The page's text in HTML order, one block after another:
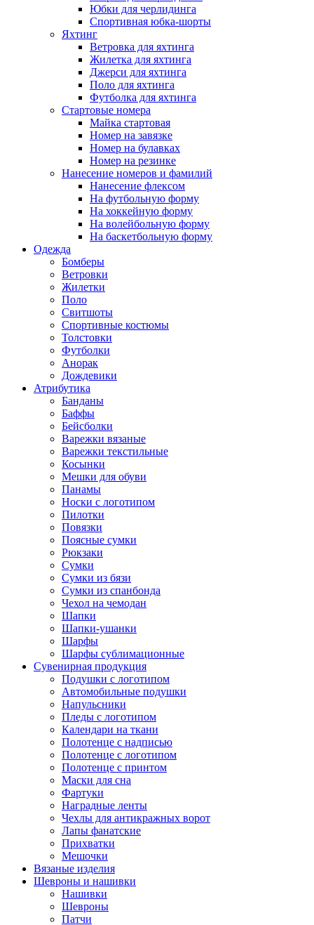
Юбки для черлидинга
Спортивная юбка-шорты
Яхтинг
Ветровка для яхтинга
Жилетка для яхтинга
Джерси для яхтинга
Поло для яхтинга
Футболка для яхтинга
Стартовые номера
Майка стартовая
Номер на завязке
Номер на булавках
Номер на резинке
Нанесение номеров и фамилий
Нанесение флексом
На футбольную форму
На хоккейную форму
На волейбольную форму
На баскетбольную форму
Одежда
Бомберы
Ветровки
Жилетки
Поло
Свитшоты
Спортивные костюмы
Толстовки
Футболки
Анорак
Дождевики
Атрибутика
Банданы
Баффы
Бейсболки
Варежки вязаные
Варежки текстильные
Косынки
Мешки для обуви
Панамы
Носки с логотипом
Пилотки
Повязки
Поясные сумки
Рюкзаки
Сумки
Сумки из бязи
Сумки из спанбонда
Чехол на чемодан
Шапки
Шапки-ушанки
Шарфы
Шарфы сублимационные
Сувенирная продукция
Подушки с логотипом
Автомобильные подушки
Напульсники
Пледы с логотипом
Календари на ткани
Полотенце с надписью
Полотенце с логотипом
Полотенце с принтом
Маски для сна
Фартуки
Наградные ленты
Чехлы для антикражных ворот
Лапы фанатские
Прихватки
Мешочки
Вязаные изделия
Шевроны и нашивки
Нашивки
Шевроны
Патчи